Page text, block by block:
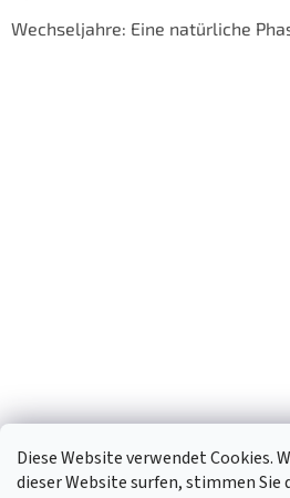
Diese Website verwendet Cookies.
dieser Website surfen, stimmen Sie
Wechseljahre: Eine natürliche